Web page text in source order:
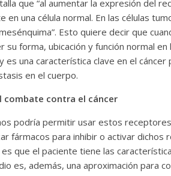
que “al aumentar la expresión del
en una célula normal. En las células
Esto quiere decir que
su forma, ubicación y función normal
es una característica clave en el
en el cuerpo.
combate contra el cáncer
podría permitir usar estos
fármacos para inhibir o activar
que el paciente tiene las
es, además, una aproximación para